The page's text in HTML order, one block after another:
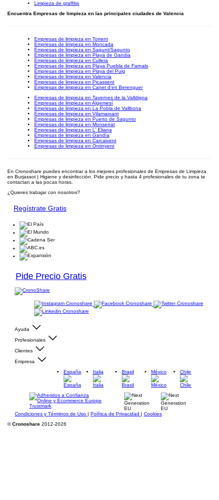
Limpieza de graffitis
Encuentra Empresas de limpieza en las principales ciudades de Valencia
Empresas de limpieza en Torrent
Empresas de limpieza en Moncada
Empresas de limpieza en Sagunt/Sagunto
Empresas de limpieza en Playa de Gandia
Empresas de limpieza en Cullera
Empresas de limpieza en Playa Puebla de Farnals
Empresas de limpieza en Playa del Puig
Empresas de limpieza en Valencia
Empresas de limpieza en Picassent
Empresas de limpieza en Canet d'en Berenguer
Empresas de limpieza en Tavernes de la Valldigna
Empresas de limpieza en Algemesí
Empresas de limpieza en La Pobla de Vallbona
Empresas de limpieza en Vilamarxant
Empresas de limpieza en Puerto de Sagunto
Empresas de limpieza en Monserrat
Empresas de limpieza en L' Eliana
Empresas de limpieza en Gandía
Empresas de limpieza en Carcaixent
Empresas de limpieza en Ontinyent
En Cronoshare puedes encontrar a los mejores profesionales de Empresas de Limpieza
en Burjassot | Higiene y desinfección. Pide precio y hasta 4 profesionales de tu zona te
contactan a las pocas horas.
¿Quieres trabajar con nosotros?
Regístrate Gratis
Pide Precio Gratis
Ayuda
Profesionales
Clientes
Empresa
España
Italia Brasil México Chile
Condiciones y Términos de Uso | Política de Privacidad | Cookies
©Cronoshare 2012-2026